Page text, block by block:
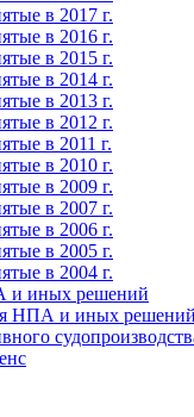
в 2017 г.
в 2016 г.
в 2015 г.
в 2014 г.
в 2013 г.
в 2012 г.
в 2011 г.
в 2010 г.
в 2009 г.
в 2007 г.
в 2006 г.
в 2005 г.
в 2004 г.
и иных решений
НПА и иных решений